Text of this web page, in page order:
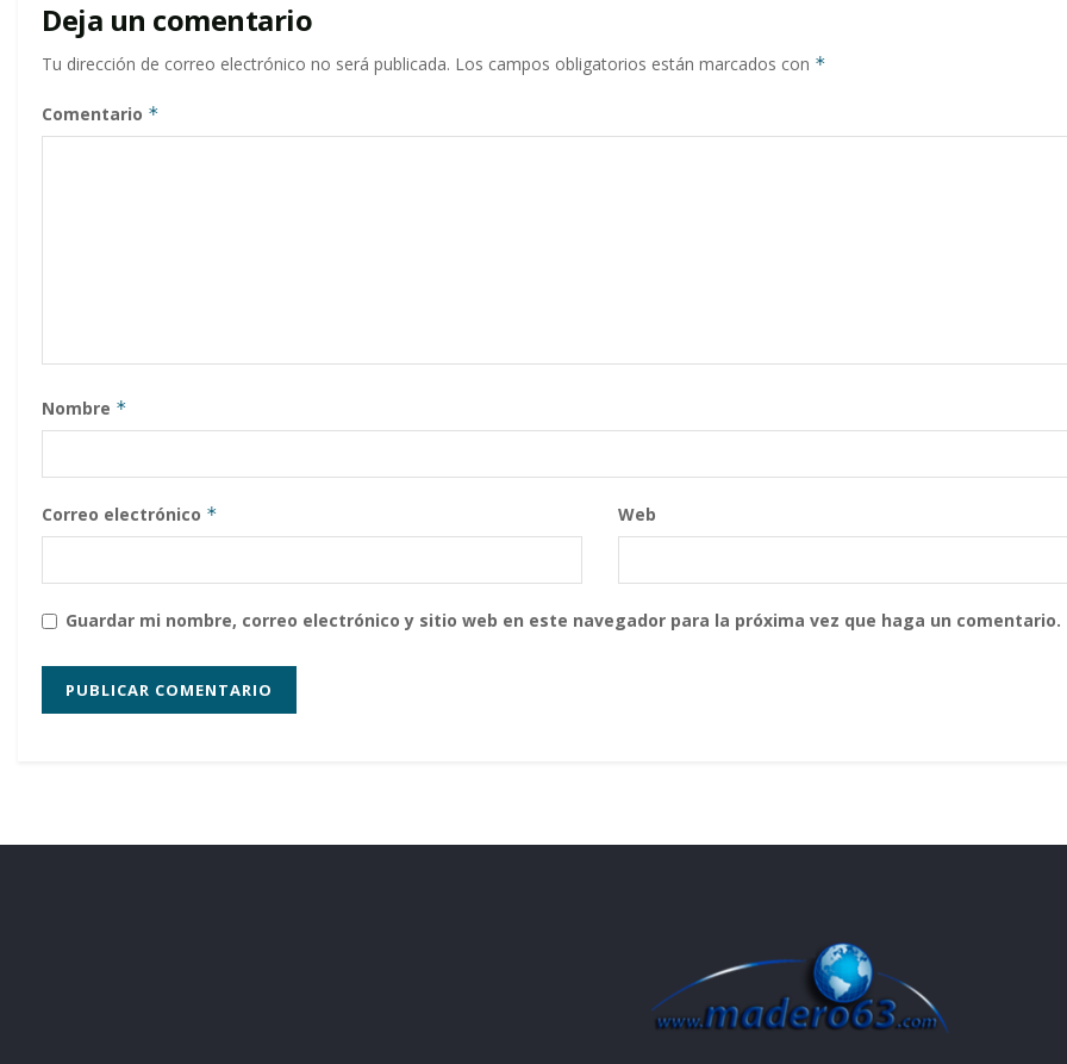
Deja un comentario
Tu dirección de correo electrónico no será publicada. Los campos obligatorios están marcados con *
Comentario *
Nombre *
Correo electrónico * Web
Guardar mi nombre, correo electrónico y sitio web en este navegador para la próxima vez que haga un comentario.